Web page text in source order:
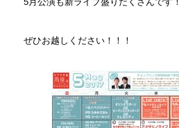
ぜひお越しください！！！